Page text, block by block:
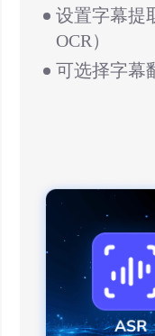
设置字幕提
OCR）
可选择字幕